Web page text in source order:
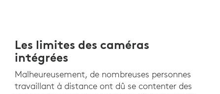
Les limites des caméras
intégrées
Malheureusement, de nombreuses personnes
travaillant à distance ont dû se contenter des